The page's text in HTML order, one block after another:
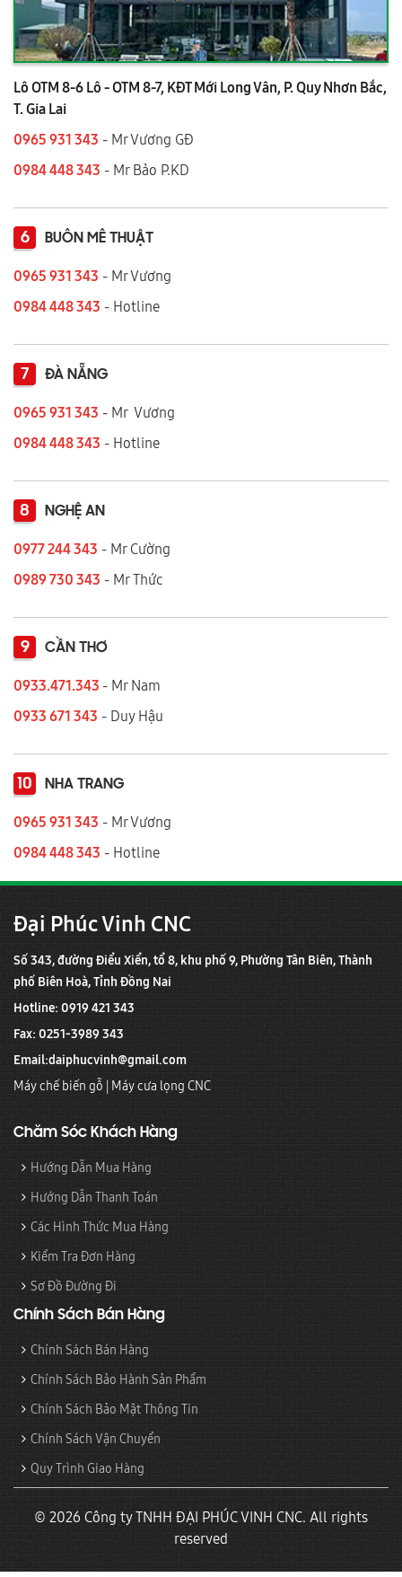
Lô OTM 8-6 Lô - OTM 8-7, KĐT Mới Long Vân, P. Quy Nhơn Bắc,
T. Gia Lai
0965 931 343 - Mr Vương GĐ
0984 448 343 - Mr Bảo P.KD
6 BUÔN MÊ THUẬT
0965 931 343 - Mr Vương
0984 448 343 - Hotline
7 ĐÀ NẴNG
0965 931 343 - Mr Vương
0984 448 343 - Hotline
8 NGHỆ AN
0977 244 343 - Mr Cường
0989 730 343 - Mr Thức
9 CẦN THƠ
0933.471.343 - Mr Nam
0933 671 343 - Duy Hậu
10 NHA TRANG
0965 931 343 - Mr Vương
0984 448 343 - Hotline
Đại Phúc Vinh CNC
Số 343, đường Điểu Xiển, tổ 8, khu phố 9, Phường Tân Biên, Thành
phố Biên Hoà, Tỉnh Đồng Nai
Hotline: 0919 421 343
Fax: 0251-3989 343
Email:daiphucvinh@gmail.com
Máy chế biến gỗ | Máy cưa lọng CNC
Chăm Sóc Khách Hàng
Hướng Dẫn Mua Hàng
Hướng Dẫn Thanh Toán
Các Hình Thức Mua Hàng
Kiểm Tra Đơn Hàng
Sơ Đồ Đường Đi
Chính Sách Bán Hàng
Chính Sách Bán Hàng
Chính Sách Bảo Hành Sản Phẩm
Chính Sách Bảo Mật Thông Tin
Chính Sách Vận Chuyển
Quy Trình Giao Hàng
© 2026 Công ty TNHH ĐẠI PHÚC VINH CNC. All rights
reserved